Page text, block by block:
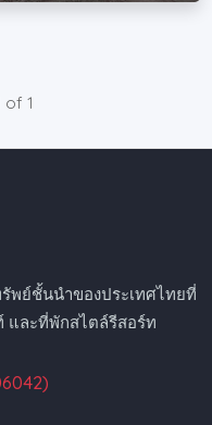
of 1
พย์ชั้นนำของประเทศไทยที่
และที่พักสไตล์รีสอร์ท